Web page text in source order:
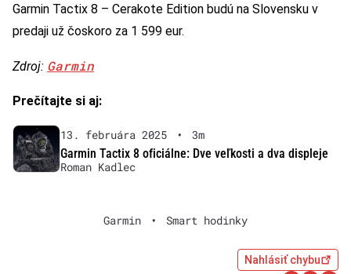
Garmin Tactix 8 – Cerakote Edition budú na Slovensku v
predaji už čoskoro za 1 599 eur.
Zdroj: Garmin
Prečítajte si aj:
13. februára 2025 •
3m
Garmin Tactix 8 oficiálne: Dve veľkosti a dva displeje
Roman Kadlec
Garmin • Smart hodinky
Nahlásiť chybu